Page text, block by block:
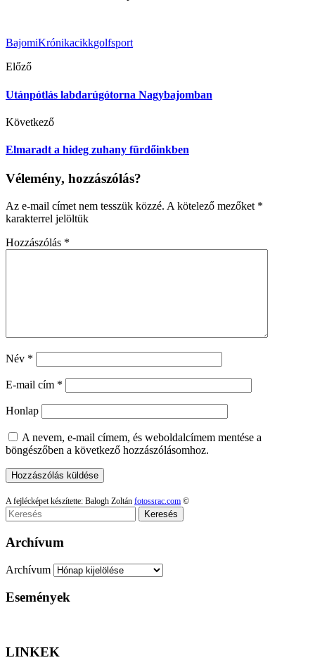
BajomiKrónikacikkgolfsport
Előző
Utánpótlás labdarúgótorna Nagybajomban
Következő
Elmaradt a hideg zuhany fürdőinkben
Vélemény, hozzászólás?
Az e-mail címet nem tesszük közzé. A kötelező mezőket *
karakterrel jelöltük
Hozzászólás *
Név *
E-mail cím *
Honlap
A nevem, e-mail címem, és weboldalcímem mentése a
böngészőben a következő hozzászólásomhoz.
A fejlécképet készítette: Balogh Zoltán fotossrac.com ©
Keresés
Archívum
Archívum
Események
LINKEK